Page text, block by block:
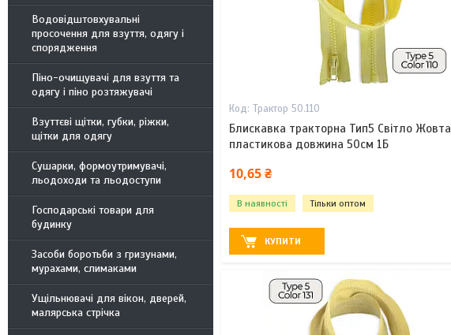
Водовідштовхувальні
просочення для взуття, одягу і
спорядження
Піно-очищувачі для взуття та
одягу і піно розтяжувачі
Взуттєві щітки, губки, ріжки,
щітки для одягу
Сушарки, формоутримувачі,
льодоходи та льодоступи
Господарські товари для
будинку
Засоби боротьби з гризунами,
мурахами, слимаками
Ущільнювачі для вікон, дверей,
малярська стрічка
Трактор 50.110
Блискавка тракторна Тип5 Світло Жовта
пластикова довжина 50см 1Б
10,65 ₴
В наявності Тільки оптом
КУПИТИ